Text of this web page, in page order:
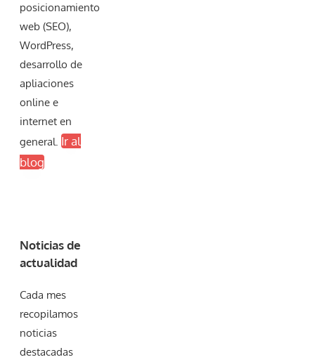
posicionamiento
web (SEO),
WordPress,
desarrollo de
apliaciones
online e
internet en
general. Ir al
blog
Noticias de
actualidad
Cada mes
recopilamos
noticias
destacadas